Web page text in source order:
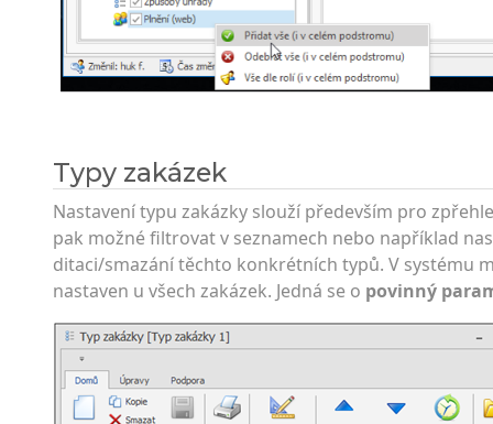
Typy zakázek
Nastavení typu zakázky slouží především pro
pak možné filtrovat v seznamech nebo například
ditaci/smazání těchto konkrétních typů. V systému
nastaven u všech zakázek. Jedná se o povinný